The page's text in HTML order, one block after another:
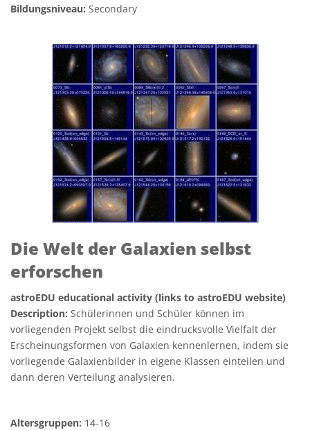
Bildungsniveau: Secondary
Die Welt der Galaxien selbst
erforschen
astroEDU educational activity (links to astroEDU website)
Description: Schülerinnen und Schüler können im
vorliegenden Projekt selbst die eindrucksvolle Vielfalt der
Erscheinungsformen von Galaxien kennenlernen, indem sie
vorliegende Galaxienbilder in eigene Klassen einteilen und
dann deren Verteilung analysieren.
Altersgruppen: 14-16